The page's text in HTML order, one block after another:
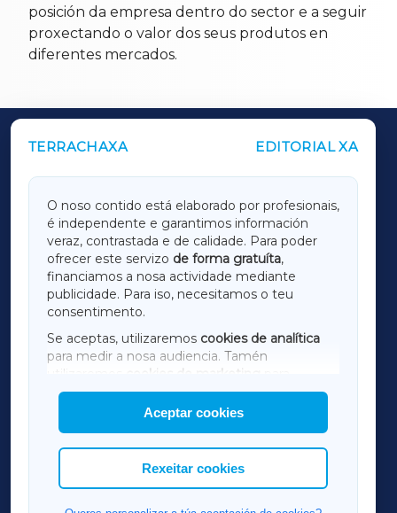
posición da empresa dentro do sector e a seguir
proxectando o valor dos seus produtos en
diferentes mercados.
TERRACHAXA EDITORIAL XA
O noso contido está elaborado por profesionais,
é independente e garantimos información
veraz, contrastada e de calidade. Para poder
ofrecer este servizo de forma gratuíta,
financiamos a nosa actividade mediante
publicidade. Para iso, necesitamos o teu
consentimento.
Se aceptas, utilizaremos cookies de analítica
para medir a nosa audiencia. Tamén
utilizaremos
cookies de marketing
mostrar publicidade de terceiros.
Así mesmo, podes personalizar a elección das
cookies que desexas permitir.
Aceptar cookies
Rexeitar cookies
OUTROS PERIÓDICOS
LUGOXA
TERRACHAXA
AMARIÑAXA
RIBEIRASACRAXA
ACORUÑAXA
FERROLXA